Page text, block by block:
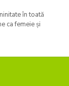
în toată
ca femeie și